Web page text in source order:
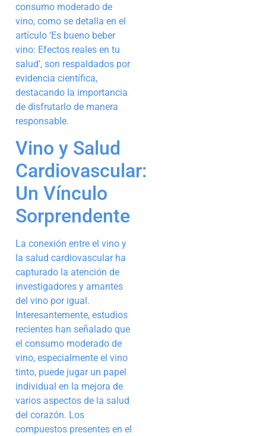
consumo moderado de
vino, como se detalla en el
artículo ‘Es bueno beber
vino: Efectos reales en tu
salud’, son respaldados por
evidencia científica,
destacando la importancia
de disfrutarlo de manera
responsable.
Vino y Salud
Cardiovascular:
Un Vínculo
Sorprendente
La conexión entre el vino y
la salud cardiovascular ha
capturado la atención de
investigadores y amantes
del vino por igual.
Interesantemente, estudios
recientes han señalado que
el consumo moderado de
vino, especialmente el vino
tinto, puede jugar un papel
individual en la mejora de
varios aspectos de la salud
del corazón. Los
compuestos presentes en el